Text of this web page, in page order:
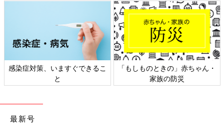
感染症対策、いますぐできるこ
と
「もしものときの」赤ちゃん・
家族の防災
最新号